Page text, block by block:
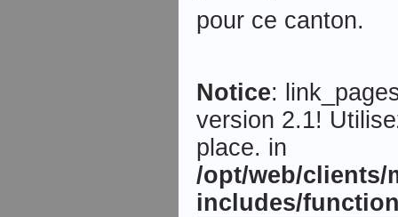
pour ce canton.
Notice:
version 2.1!
place. in
/opt/web/clients/
includes/